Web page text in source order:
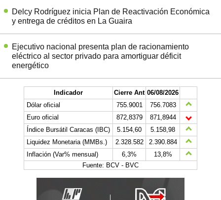
Delcy Rodríguez inicia Plan de Reactivación Económica
y entrega de créditos en La Guaira
Ejecutivo nacional presenta plan de racionamiento
eléctrico al sector privado para amortiguar déficit
energético
Indicador Cierre Ant 06/08/2026
Dólar oficial
755.9001
756.7083
Euro oficial
872,8379
871,8944
Índice Bursátil Caracas (IBC)
5.154,60
5.158,98
Liquidez Monetaria (MMBs.)
2.328.582
2.390.884
Inflación (Var% mensual)
6,3%
13,8%
Fuente: BCV - BVC